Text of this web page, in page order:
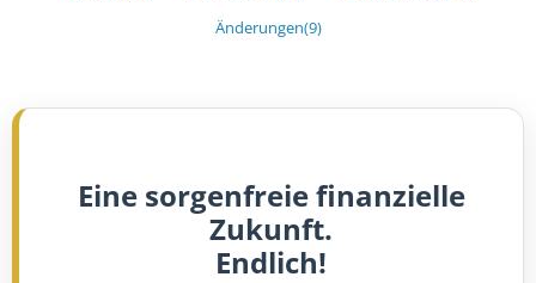
Änderungen(9)
Eine sorgenfreie finanzielle
Zukunft.
Endlich!